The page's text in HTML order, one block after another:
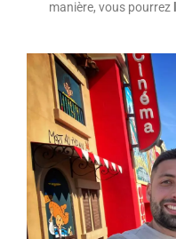
manière, vous pourrez